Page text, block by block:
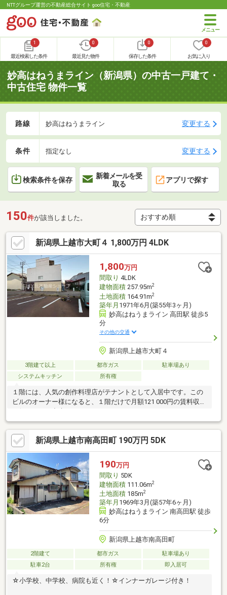
NTTグループ運営の不動産総合サイト goo住宅・不動産
1
最近検索した条件
0
最近見た物件
0
保存した条件
0
お気に入り
妙高はねうまライン（新潟県）の中古一戸建て・
中古住宅 物件一覧
路線 妙高はねうまライン 変更する
条件 指定なし 変更する
検索条件を保存
新着メールを受
取る
アプリで探す
150件が該当しました。
新潟県上越市大町４ 1,800万円 4LDK
1,800万円
間取り 4LDK
建物面積257.95m2
土地面積164.91m2
築年月 1971年6月(築55年3ヶ月)
妙高はねうまライン 高田駅 徒歩5
分
その他の交通
新潟県上越市大町４
3階建て以上 都市ガス
駐車場あり
システムキッチン
所有権
１階には、人気の創作料理店がテナントとして入居中です。この
ビルのオーナー様になると、１階だけで月額121 000円の賃料収入
新潟県上越市南高田町 190万円 5DK
190万円
間取り 5DK
建物面積111.06m2
土地面積185m2
築年月 1969年3月(築57年6ヶ月)
妙高はねうまライン 南高田駅 徒歩
6分
新潟県上越市南高田町
2階建て 都市ガス
駐車場あり
駐車2台
所有権 即入居可
☆小学校、中学校、病院も近く！☆インナーガレージ付き！